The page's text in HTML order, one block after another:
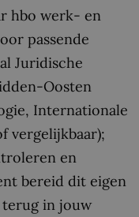
hbo werk- en
passende
Juridische
Oosten
Internationale
vergelijkbaar);
en
bereid dit eigen
terug in jouw